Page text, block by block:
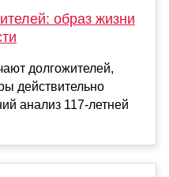
образ жизни
долгожителей,
действительно
анализ 117-летней